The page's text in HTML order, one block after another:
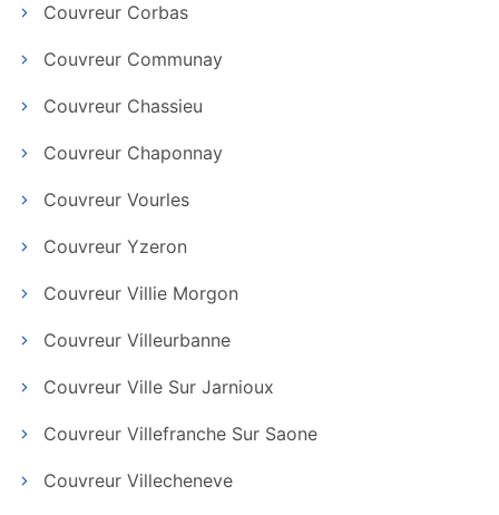
Couvreur Corbas
Couvreur Communay
Couvreur Chassieu
Couvreur Chaponnay
Couvreur Vourles
Couvreur Yzeron
Couvreur Villie Morgon
Couvreur Villeurbanne
Couvreur Ville Sur Jarnioux
Couvreur Villefranche Sur Saone
Couvreur Villecheneve